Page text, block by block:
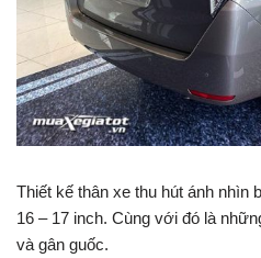
Thiết kế thân xe thu hút ánh nhìn
16 – 17 inch. Cùng với đó là
và gân guốc.